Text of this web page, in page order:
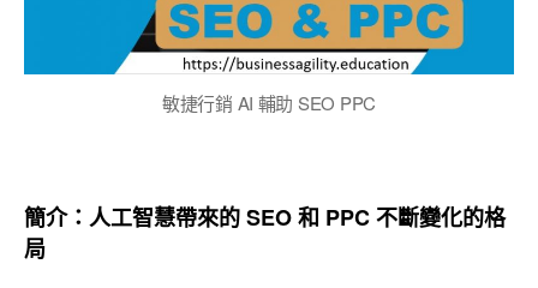
敏捷行銷 AI 輔助 SEO PPC
簡介：人工智慧帶來的 SEO 和 PPC 不斷變化的格
局